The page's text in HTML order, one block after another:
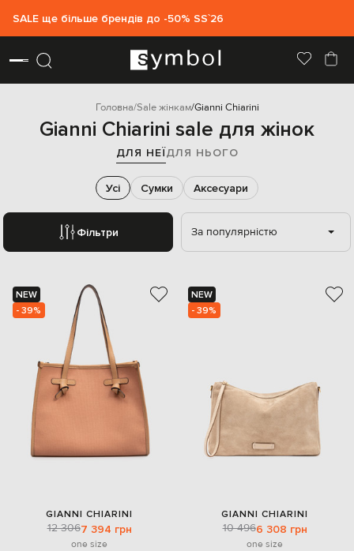
SALE ще більше брендів до -50% SS`26
Головна Sale жінкам Gianni Chiarini
Gianni Chiarini sale для жінок
ДЛЯ НЕЇДЛЯ НЬОГО
Фільтри
Усі Сумки Аксесуари
За популярністю
NEW
- 39%
GIANNI CHIARINI
12 3067 394 грн
one size
NEW
- 39%
GIANNI CHIARINI
10 4966 308 грн
one size